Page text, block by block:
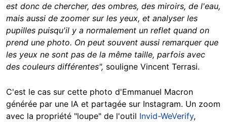
est donc de chercher, des ombres, des miroirs, de l'eau,
mais aussi de zoomer sur les yeux, et analyser les
pupilles puisqu'il y a normalement un reflet quand on
prend une photo. On peut souvent aussi remarquer que
les yeux ne sont pas de la même taille, parfois avec
des couleurs différentes", souligne Vincent Terrasi.
C'est le cas sur cette photo d'Emmanuel Macron
générée par une IA et partagée sur Instagram. Un zoom
avec la propriété "loupe" de l'outil Invid-WeVerify,